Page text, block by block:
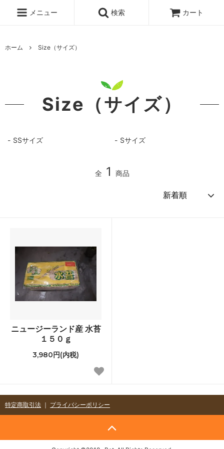
メニュー 検索 カート
ホーム Size（サイズ）
Size（サイズ）
SSサイズ Sサイズ
全 1 商品
ニュージーランド産 水苔
１５０ｇ
3,980円(内税)
特定商取引法 ｜ プライバシーポリシー